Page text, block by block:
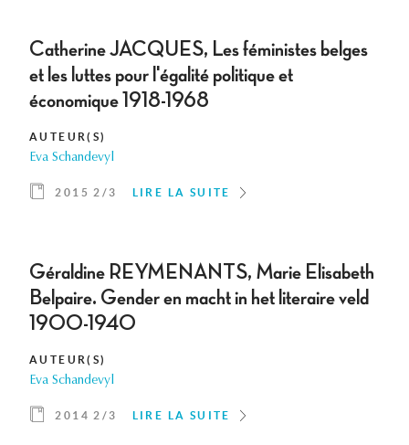
Catherine JACQUES, Les féministes belges
et les luttes pour l'égalité politique et
économique 1918-1968
AUTEUR(S)
Eva Schandevyl
2015 2/3 LIRE LA SUITE
Géraldine REYMENANTS, Marie Elisabeth
Belpaire. Gender en macht in het literaire veld
1900-1940
AUTEUR(S)
Eva Schandevyl
2014 2/3 LIRE LA SUITE